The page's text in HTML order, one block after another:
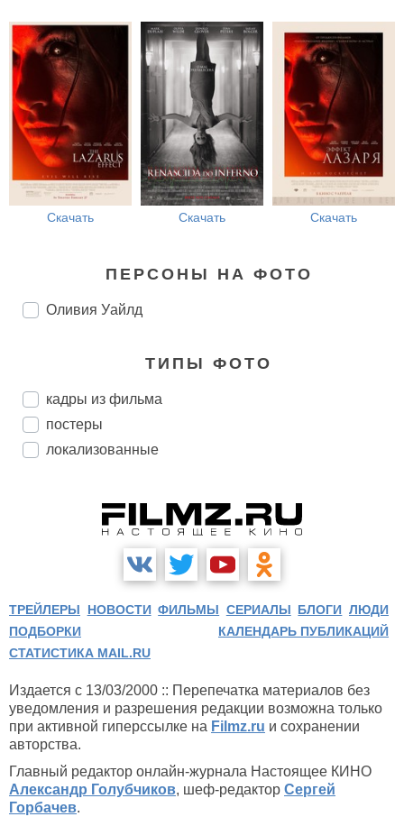
Скачать Скачать Скачать
ПЕРСОНЫ НА ФОТО
Оливия Уайлд
ТИПЫ ФОТО
кадры из фильма
постеры
локализованные
ТРЕЙЛЕРЫ НОВОСТИ ФИЛЬМЫ СЕРИАЛЫ БЛОГИ ЛЮДИ
ПОДБОРКИ
КАЛЕНДАРЬ ПУБЛИКАЦИЙ
СТАТИСТИКА MAIL.RU
Издается с 13/03/2000 :: Перепечатка материалов без
уведомления и разрешения редакции возможна только
при активной гиперссылке на Filmz.ru и сохранении
авторства.
Главный редактор онлайн-журнала Настоящее КИНО
Александр Голубчиков, шеф-редактор Сергей
Горбачев.